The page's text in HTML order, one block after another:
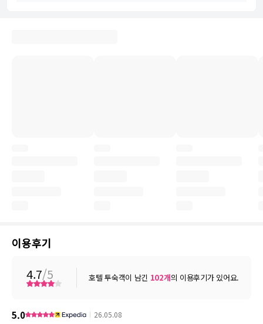
이용후기
4.7/5 호텔 투숙객이 남긴 102개의 이용후기가 있어요.
5.0 26.05.08